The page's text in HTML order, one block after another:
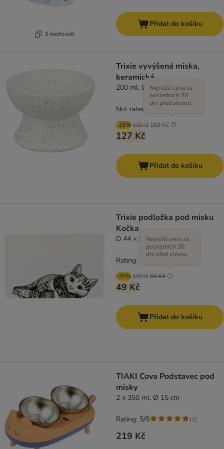
3 možností
Přidat do košíku
Trixie vyvýšená miska,
keramická
200 ml, Ø 13 cm
-25% běžně169 Kč
Nejnižší cena za
posledních 30
dní před slevou
127 Kč
Not rated
Přidat do košíku
Trixie podložka pod misku
Kočka
D 44 × Š 28 cm
-25% běžně65 Kč
Nejnižší cena za
posledních 30
dní před slevou
49 Kč
Rating: 4/5
Přidat do košíku
TIAKI Cova Podstavec pod
misky
2 x 350 ml, Ø 15 cm
219 Kč
Rating: 5/5 (1)